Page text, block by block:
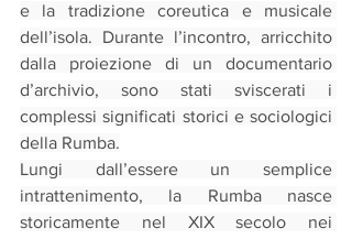
e la tradizione coreutica e musicale
dell’isola. Durante l’incontro, arricchito
dalla proiezione di un documentario
d’archivio, sono stati sviscerati i
complessi significati storici e sociologici
della Rumba.
Lungi dall’essere un semplice
intrattenimento, la Rumba nasce
storicamente nel XIX secolo nei